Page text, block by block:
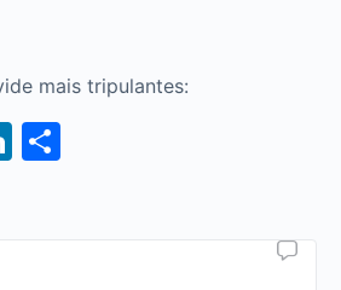
mais tripulantes:
LinkedIn